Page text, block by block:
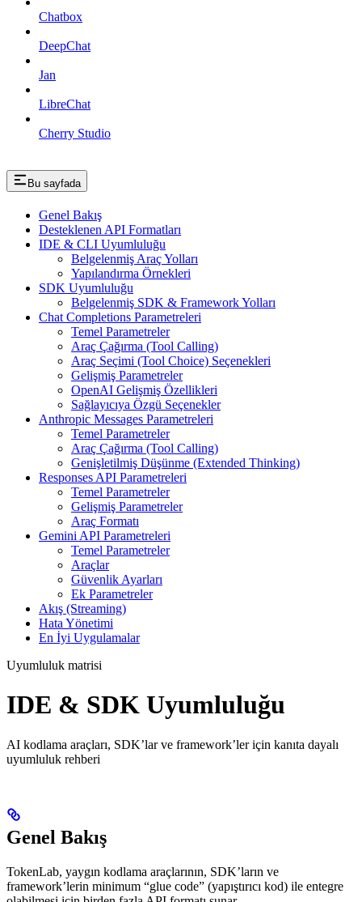
Chatbox
DeepChat
Jan
LibreChat
Cherry Studio
Bu sayfada
Genel Bakış
Desteklenen API Formatları
IDE & CLI Uyumluluğu
Belgelenmiş Araç Yolları
Yapılandırma Örnekleri
SDK Uyumluluğu
Belgelenmiş SDK & Framework Yolları
Chat Completions Parametreleri
Temel Parametreler
Araç Çağırma (Tool Calling)
Araç Seçimi (Tool Choice) Seçenekleri
Gelişmiş Parametreler
OpenAI Gelişmiş Özellikleri
Sağlayıcıya Özgü Seçenekler
Anthropic Messages Parametreleri
Temel Parametreler
Araç Çağırma (Tool Calling)
Genişletilmiş Düşünme (Extended Thinking)
Responses API Parametreleri
Temel Parametreler
Gelişmiş Parametreler
Araç Formatı
Gemini API Parametreleri
Temel Parametreler
Araçlar
Güvenlik Ayarları
Ek Parametreler
Akış (Streaming)
Hata Yönetimi
En İyi Uygulamalar
Uyumluluk matrisi
IDE & SDK Uyumluluğu
AI kodlama araçları, SDK’lar ve framework’ler için kanıta dayalı
uyumluluk rehberi
Genel Bakış
TokenLab, yaygın kodlama araçlarının, SDK’ların ve
framework’lerin minimum “glue code” (yapıştırıcı kod) ile entegre